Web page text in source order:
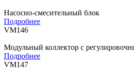
Насосно-смесительный блок
Подробнее
VM146
Модульный коллектор с
Подробнее
VM147